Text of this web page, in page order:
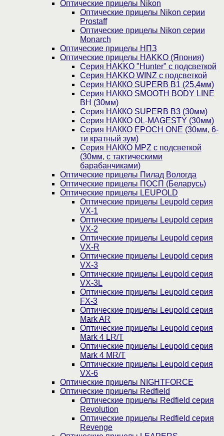
Оптические прицелы Nikon
Оптические прицелы Nikon серии
Prostaff
Оптические прицелы Nikon серии
Monarch
Оптические прицелы НПЗ
Оптические прицелы HAKKO (Япония)
Cерия HAKKO "Hunter" с подсветкой
Серия НAKKO WINZ с подсветкой
Серия НАККО SUPERB B1 (25,4мм)
Серия НАККО SMOOTH BODY LINE
BH (30мм)
Серия НАККО SUPERB B3 (30мм)
Серия НАККО OL-MAGESTY (30мм)
Серия НАККО EPOCH ONE (30мм, 6-
ти кратный зум)
Серия НАККО MPZ с подсветкой
(30мм, c тактическими
барабанчиками)
Оптические прицелы Пилад Вологда
Оптические прицелы ПОСП (Беларусь)
Оптические прицелы LEUPOLD
Оптические прицелы Leupold серия
VX-1
Оптические прицелы Leupold серия
VX-2
Оптические прицелы Leupold серия
VX-R
Оптические прицелы Leupold серия
VX-3
Оптические прицелы Leupold серия
VX-3L
Оптические прицелы Leupold серия
FX-3
Оптические прицелы Leupold серия
Mark AR
Оптические прицелы Leupold серия
Mark 4 LR/T
Оптические прицелы Leupold серия
Mark 4 MR/T
Оптические прицелы Leupold серия
VX-6
Оптические прицелы NIGHTFORCE
Оптические прицелы Redfield
Оптические прицелы Redfield серия
Revolution
Оптические прицелы Redfield серия
Revenge